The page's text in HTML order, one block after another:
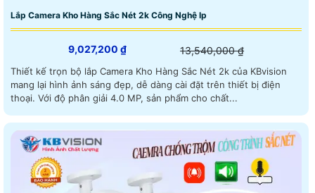
Lắp Camera Kho Hàng Sắc Nét 2k Công Nghệ Ip
9,027,200 ₫ 13,540,000 ₫
Thiết kế trọn bộ lắp Camera Kho Hàng Sắc Nét 2k của KBvision
mang lại hình ảnh sáng đẹp, dễ dàng cài đặt trên thiết bị điện
thoại. Với độ phân giải 4.0 MP, sản phẩm cho chất...